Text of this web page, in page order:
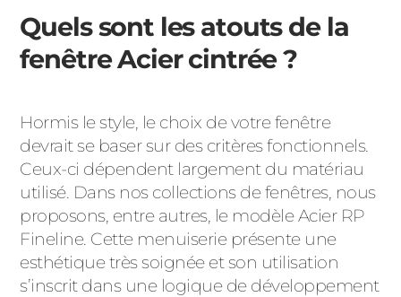
Quels sont les atouts de la
fenêtre Acier cintrée ?
Hormis le style, le choix de votre fenêtre
devrait se baser sur des critères fonctionnels.
Ceux-ci dépendent largement du matériau
utilisé. Dans nos collections de fenêtres, nous
proposons, entre autres, le modèle Acier RP
Fineline. Cette menuiserie présente une
esthétique très soignée et son utilisation
s’inscrit dans une logique de développement